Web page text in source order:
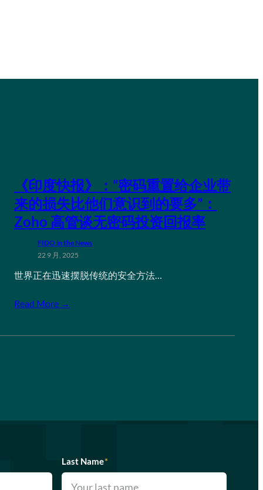
《印度快报》：“密码重置给企业带
来的损失比他们意识到的要多”：
Zoho 高管谈无密码投资回报率
FIDO in the News
22 9 月, 2025
世界正在迅速摆脱传统的安全方法…
Read More →
Last Name*